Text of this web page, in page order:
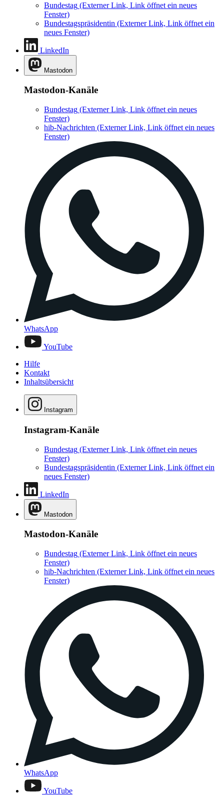
Bundestag (Externer Link, Link öffnet ein neues
Fenster)
Bundestagspräsidentin (Externer Link, Link öffnet ein
neues Fenster)
LinkedIn
Mastodon
Mastodon-Kanäle
Bundestag (Externer Link, Link öffnet ein neues
Fenster)
hib-Nachrichten (Externer Link, Link öffnet ein neues
Fenster)
WhatsApp
YouTube
Hilfe
Kontakt
Inhaltsübersicht
Instagram
Instagram-Kanäle
Bundestag (Externer Link, Link öffnet ein neues
Fenster)
Bundestagspräsidentin (Externer Link, Link öffnet ein
neues Fenster)
LinkedIn
Mastodon
Mastodon-Kanäle
Bundestag (Externer Link, Link öffnet ein neues
Fenster)
hib-Nachrichten (Externer Link, Link öffnet ein neues
Fenster)
WhatsApp
YouTube